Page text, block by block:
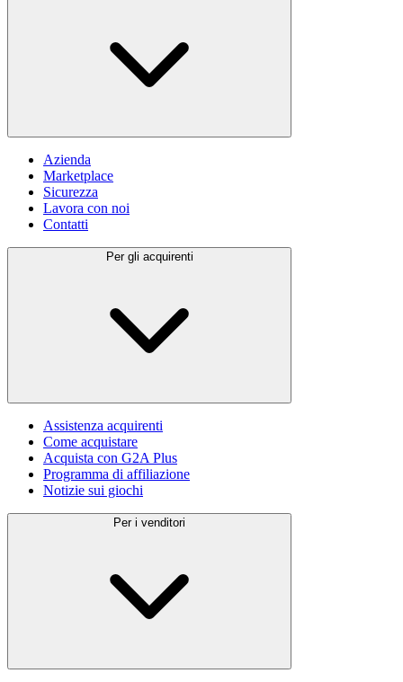
Azienda
Marketplace
Sicurezza
Lavora con noi
Contatti
Per gli acquirenti
Assistenza acquirenti
Come acquistare
Acquista con G2A Plus
Programma di affiliazione
Notizie sui giochi
Per i venditori